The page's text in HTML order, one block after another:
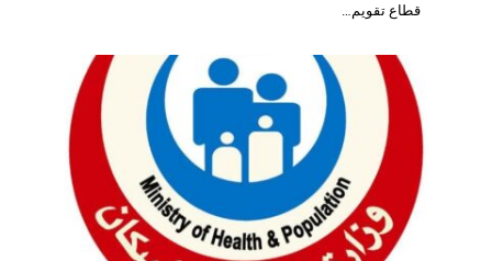
قطاع تقويم…